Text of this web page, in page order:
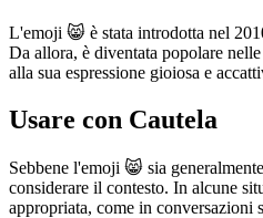
L'emoji 😸 è stata introdotta nel
Da allora, è diventata popolare
alla sua espressione gioiosa e
Usare con Cautela
Sebbene l'emoji 😸 sia
considerare il contesto. In alcune
appropriata, come in conversazioni